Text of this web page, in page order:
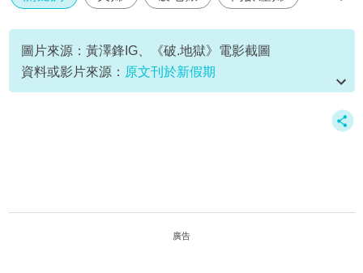
黃子華
圖片來源：黃澤鋒IG、《破.地獄》電影截圖
資料或影片來源： 原文刊於新假期
廣告